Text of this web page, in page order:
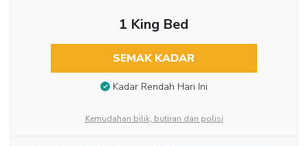
1 King Bed
SEMAK KADAR
Kadar Rendah Hari Ini
Kemudahan bilik, butiran dan polisi